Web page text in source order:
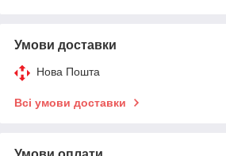
Умови доставки
Нова Пошта
Всі умови доставки